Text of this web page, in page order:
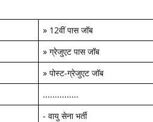
» 12वीं पास जॉब
» ग्रेजुएट पास जॉब
» पोस्ट-ग्रेजुएट जॉब
...............
- वायु सेना भर्ती